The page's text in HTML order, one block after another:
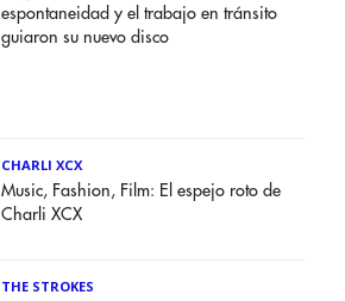
espontaneidad y el trabajo en tránsito
guiaron su nuevo disco
CHARLI XCX
Music, Fashion, Film: El espejo roto de
Charli XCX
THE STROKES